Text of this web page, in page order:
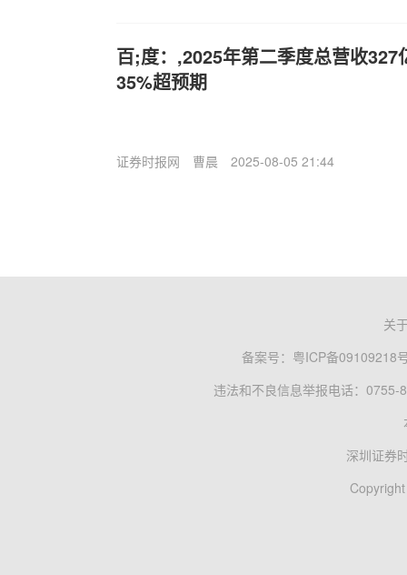
百;度：,2025年第二季度总营收327
35%超预期
证券时报网 曹晨 2025-08-05 21:44
关
备案号： 粤ICP备09109218
违法和不良信息举报电话：0755-
深圳证券